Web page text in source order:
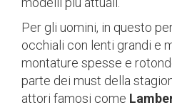
Per gli uomini, in questo
occhiali con lenti grandi e
montature spesse e
parte dei must della
attori famosi come